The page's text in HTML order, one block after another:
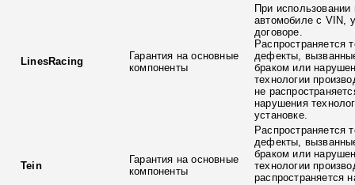
LinesRacing
Гарантия на основные
компоненты
При использовании
автомобиле с VIN,
договоре.
Распространяется
дефекты,
браком или
технологии
не
нарушения
установке.
Tein
Гарантия на основные
компоненты
Распространяется
дефекты,
браком или
технологии
распространяется